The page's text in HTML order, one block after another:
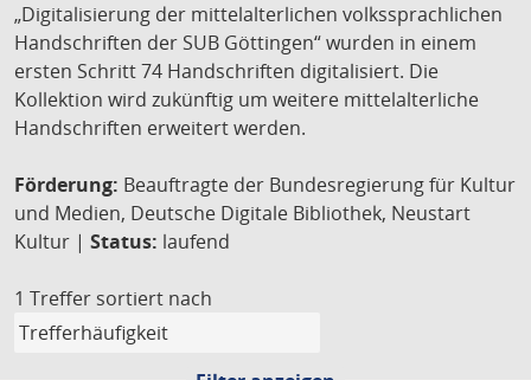
„Digitalisierung der mittelalterlichen volkssprachlichen
Handschriften der SUB Göttingen“ wurden in einem
ersten Schritt 74 Handschriften digitalisiert. Die
Kollektion wird zukünftig um weitere mittelalterliche
Handschriften erweitert werden.
Förderung: Beauftragte der Bundesregierung für Kultur
und Medien, Deutsche Digitale Bibliothek, Neustart
Kultur | Status: laufend
1 Treffer sortiert nach